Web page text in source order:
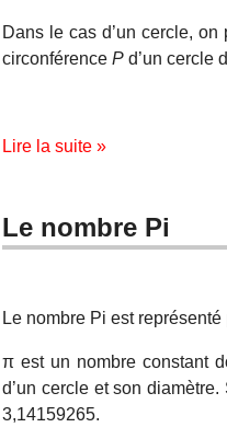
Dans le cas d’un cercle,
circonférence P d’un cercle
Lire la suite »
Le nombre Pi
Le nombre Pi est
π est un nombre constant
d’un cercle et son
3,14159265.